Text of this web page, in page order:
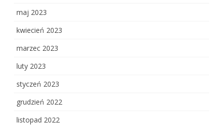
maj 2023
kwiecień 2023
marzec 2023
luty 2023
styczeń 2023
grudzień 2022
listopad 2022